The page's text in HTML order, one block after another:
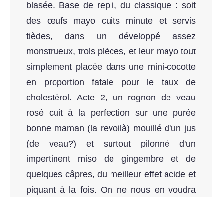
blasée. Base de repli, du classique : soit
des œufs mayo cuits minute et servis
tièdes, dans un développé assez
monstrueux, trois pièces, et leur mayo tout
simplement placée dans une mini-cocotte
en proportion fatale pour le taux de
cholestérol. Acte 2, un rognon de veau
rosé cuit à la perfection sur une purée
bonne maman (la revoilà) mouillé d'un jus
(de veau?) et surtout pilonné d'un
impertinent miso de gingembre et de
quelques câpres, du meilleur effet acide et
piquant à la fois. On ne nous en voudra